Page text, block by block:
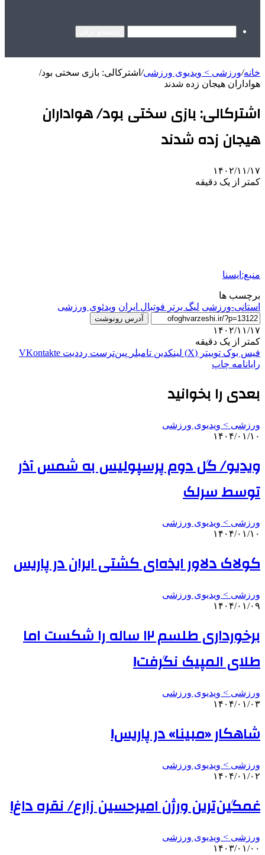
خانه/ورزشی > ویدیوی ورزشی/ اشترکالی: بازی سختی بود/
هواداران هیجان زده شدند
اشترکالی: بازی سختی بود/ هواداران
هیجان زده شدند
۱۴۰۲/۱۱/۱۷
کمتر از یک دقیقه
منبع:ایسنا
برچسب ها
استانی-ورزشی ليگ برتر فوتبال ایران ویدئوی ورزشی
آدرس رونوشت
۱۴۰۲/۱۱/۱۷
کمتر از یک دقیقه
فیس بوک توییتر (X) لینکدین ‫تامبلر ‫پین‌ترست ‫رددیت ‫VKontakte
رایانامه چاپ
بعدی را بخوانید
ورزشی > ویدیوی ورزشی
۱۴۰۴/۰۱/۱۰
ویدیو/ گل دوم پرسپولیس به شمس آذر
توسط سرلک
ورزشی > ویدیوی ورزشی
۱۴۰۴/۰۱/۱۰
کولاک دلاور ایذه‌ای کشتی ایران در پاریس
ورزشی > ویدیوی ورزشی
۱۴۰۴/۰۱/۰۹
برخورداری طلسم ۱۲ ساله را شکست اما
طلای المپیک نگرفت!
ورزشی > ویدیوی ورزشی
۱۴۰۴/۰۱/۰۳
شاهکار «مبینا» در پاریس!
ورزشی > ویدیوی ورزشی
۱۴۰۴/۰۱/۰۲
غمگین‌ترین ورژن امیرحسین زارع/ نقره داغ!
ورزشی > ویدیوی ورزشی
۱۴۰۳/۰۱/۰۰